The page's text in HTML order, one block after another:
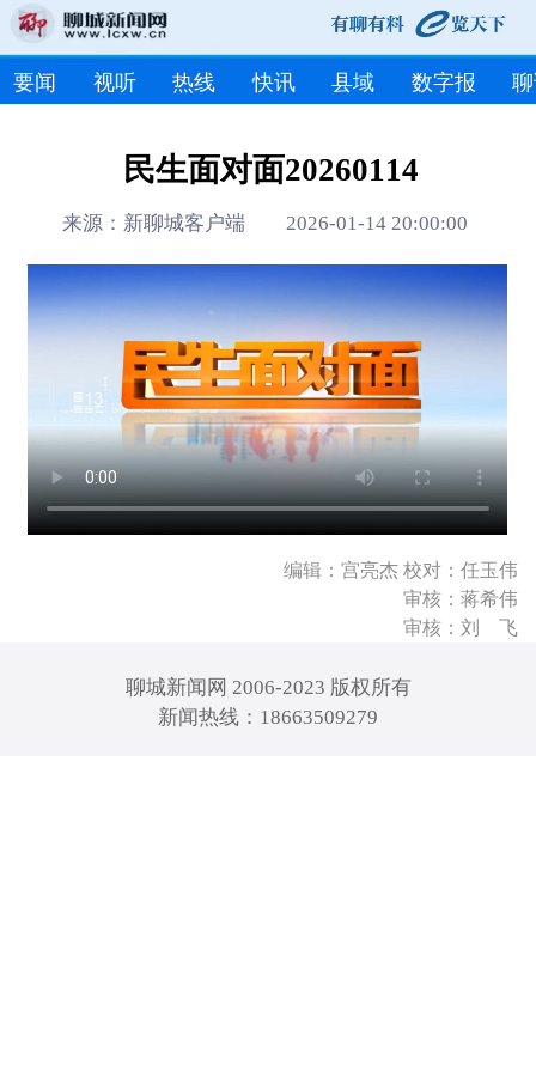
要闻 视听 热线 快讯 县域 数字报
民生面对面20260114
来源：新聊城客户端 2026-01-14 20:00:00
编辑：宫亮杰 校对：任玉伟
审核：蒋希伟
审核：刘 飞
聊城新闻网 2006-2023 版权所有
新闻热线：18663509279